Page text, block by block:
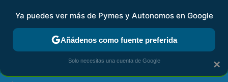
FISCALIDAD Y CONTABILIDAD KIT DIGITAL RENTA
×
Ya puedes ver más de Pymes y Autonomos en Google
Añádenos como fuente preferida
Solo necesitas una cuenta de Google